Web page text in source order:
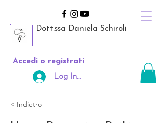
Dott.ssa Daniela Schiroli
Accedi o registrati
Log In Area Riservata
< Indietro